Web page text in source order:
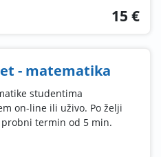
15 €
- matematika
studentima
on-line ili uživo. Po želji
termin od 5 min.